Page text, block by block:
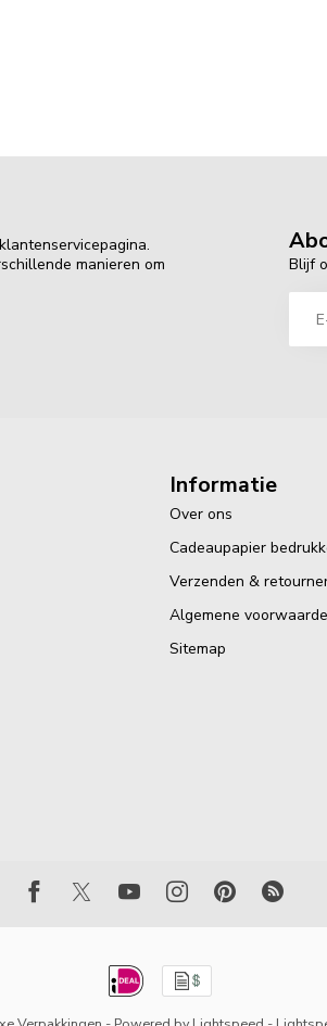
manieren om
Blijf
Informatie
Over ons
Cadeaupapier
Verzenden &
Algemene
Sitemap